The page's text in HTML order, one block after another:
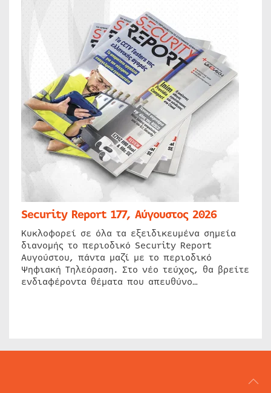
Security Report 177, Αύγουστος 2026
Κυκλοφορεί σε όλα τα εξειδικευμένα σημεία
διανομής το περιοδικό Security Report
Αυγούστου, πάντα μαζί με το περιοδικό
Ψηφιακή Τηλεόραση. Στο νέο τεύχος, θα βρείτε
ενδιαφέροντα θέματα που απευθύνο…